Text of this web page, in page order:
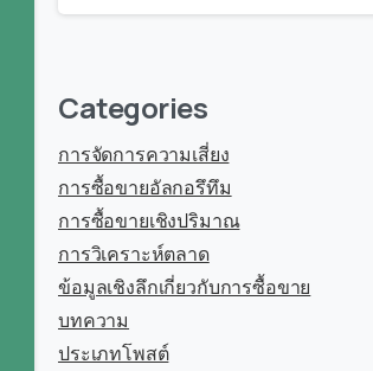
Categories
การจัดการความเสี่ยง
การซื้อขายอัลกอรึทึม
การซื้อขายเชิงปริมาณ
การวิเคราะห์ตลาด
ข้อมูลเชิงลึกเกี่ยวกับการซื้อขาย
บทความ
ประเภทโพสต์